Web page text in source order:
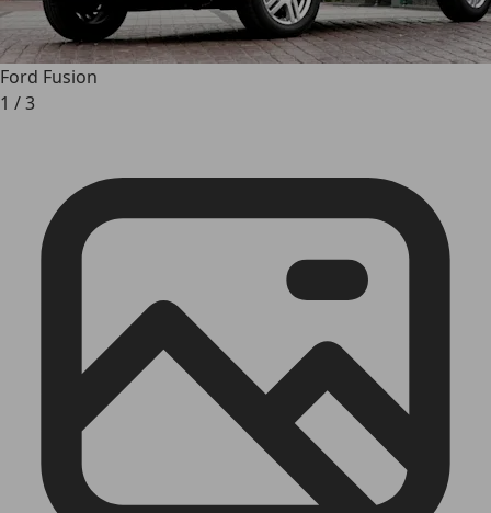
Ford Fusion
1 /3